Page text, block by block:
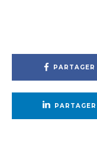
PARTAGER
PARTAGER